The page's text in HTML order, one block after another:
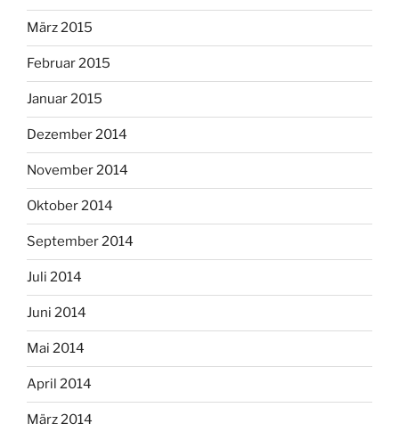
März 2015
Februar 2015
Januar 2015
Dezember 2014
November 2014
Oktober 2014
September 2014
Juli 2014
Juni 2014
Mai 2014
April 2014
März 2014